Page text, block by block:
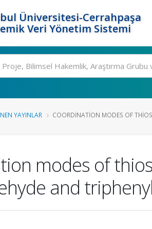
Üniversitesi-Cerrahpaşa
Veri Yönetim Sistemi
YAYINLAR COORDINATION MODES OF
modes of
and